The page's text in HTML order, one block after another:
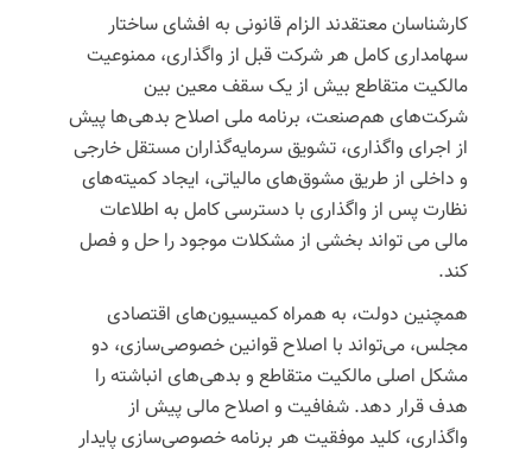
کارشناسان معتقدند الزام قانونی به افشای ساختار
سهامداری کامل هر شرکت قبل از واگذاری، ممنوعیت
مالکیت متقاطع بیش از یک سقف معین بین
شرکت‌های هم‌صنعت، برنامه ملی اصلاح بدهی‌ها پیش
از اجرای واگذاری، تشویق سرمایه‌گذاران مستقل خارجی
و داخلی از طریق مشوق‌های مالیاتی، ایجاد کمیته‌های
نظارت پس از واگذاری با دسترسی کامل به اطلاعات
مالی می تواند بخشی از مشکلات موجود را حل و فصل
کند.
همچنین دولت، به همراه کمیسیون‌های اقتصادی
مجلس، می‌تواند با اصلاح قوانین خصوصی‌سازی، دو
مشکل اصلی مالکیت متقاطع و بدهی‌های انباشته را
هدف قرار دهد. شفافیت و اصلاح مالی پیش از
واگذاری، کلید موفقیت هر برنامه خصوصی‌سازی پایدار